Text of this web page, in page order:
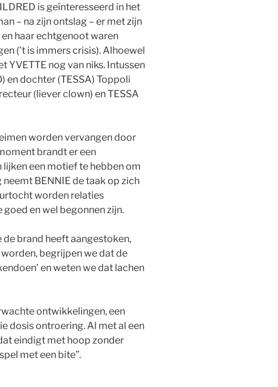
is geïnteresseerd in het
– na zijn ontslag – er met zijn
haar echtgenoot waren
(’t is immers crisis). Alhoewel
YVETTE nog van niks. Intussen
en dochter (TESSA) Toppoli
(liever clown) en TESSA
worden vervangen door
brandt er een
een motief te hebben om
neemt BENNIE de taak op zich
worden relaties
en wel begonnen zijn.
de brand heeft aangestoken,
begrijpen we dat de
en weten we dat lachen
ontwikkelingen, een
dosis ontroering. Al met al een
eindigt met hoop zonder
met een bite”.